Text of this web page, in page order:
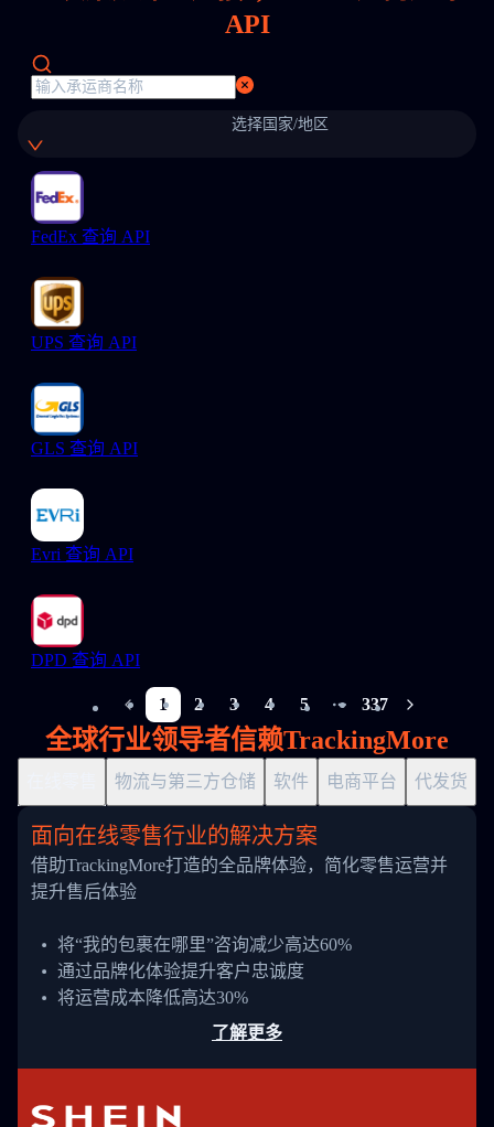
API
选择国家/地区
FedEx 查询 API
UPS 查询 API
GLS 查询 API
Evri 查询 API
DPD 查询 API
1 2 3 4 5
More pages
337
全球行业领导者信赖TrackingMore
物流与第三方仓储 软件 电商平台 代发货
面向在线零售行业的解决方案
借助TrackingMore打造的全品牌体验，简化零售运营并
提升售后体验
将“我的包裹在哪里”咨询减少高达60%
通过品牌化体验提升客户忠诚度
将运营成本降低高达30%
了解更多